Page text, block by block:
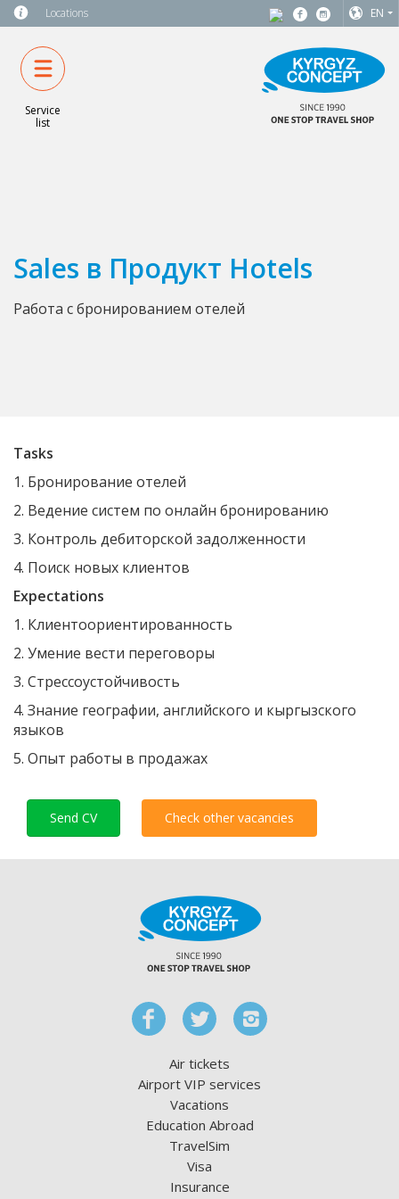
Locations EN
Service
list
Sales в Продукт Hotels
Работа с бронированием отелей
Tasks
1. Бронирование отелей
2. Ведение систем по онлайн бронированию
3. Контроль дебиторской задолженности
4. Поиск новых клиентов
Expectations
1. Клиентоориентированность
2. Умение вести переговоры
3. Стрессоустойчивость
4. Знание географии, английского и кыргызского
языков
5. Опыт работы в продажах
Send CV Check other vacancies
Air tickets
Airport VIP services
Vacations
Education Abroad
TravelSim
Visa
Insurance